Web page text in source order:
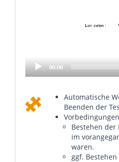
00:00
Automatische
Beenden der
Bestehen der
im
waren.
ggf.